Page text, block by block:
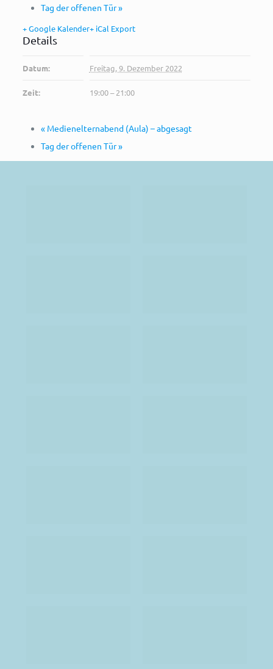
Tag der offenen Tür»
+ Google Kalender+ iCal Export
Details
Datum: Freitag, 9. Dezember 2022
Zeit: 19:00 – 21:00
«Medienelternabend (Aula) – abgesagt
Tag der offenen Tür»